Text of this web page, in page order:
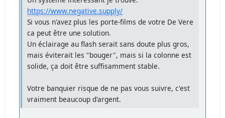
https://www.negative.supply/
Si vous n'avez plus les porte-films de votre De Vere
ca peut être une solution.
Un éclairage au flash serait sans doute plus gros,
mais éviterait les "bouger", mais si la colonne est
solide, ça doit être suffisamment stable.
Votre banquier risque de ne pas vous suivre, c'est
vraiment beaucoup d'argent.